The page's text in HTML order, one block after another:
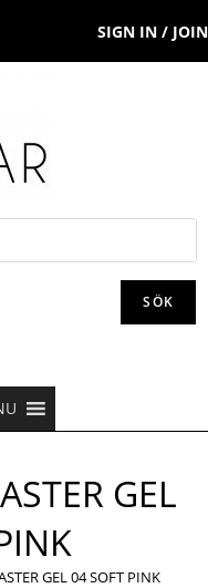
SIGN IN / JOIN
SÖK
GEL
GEL 04 SOFT PINK